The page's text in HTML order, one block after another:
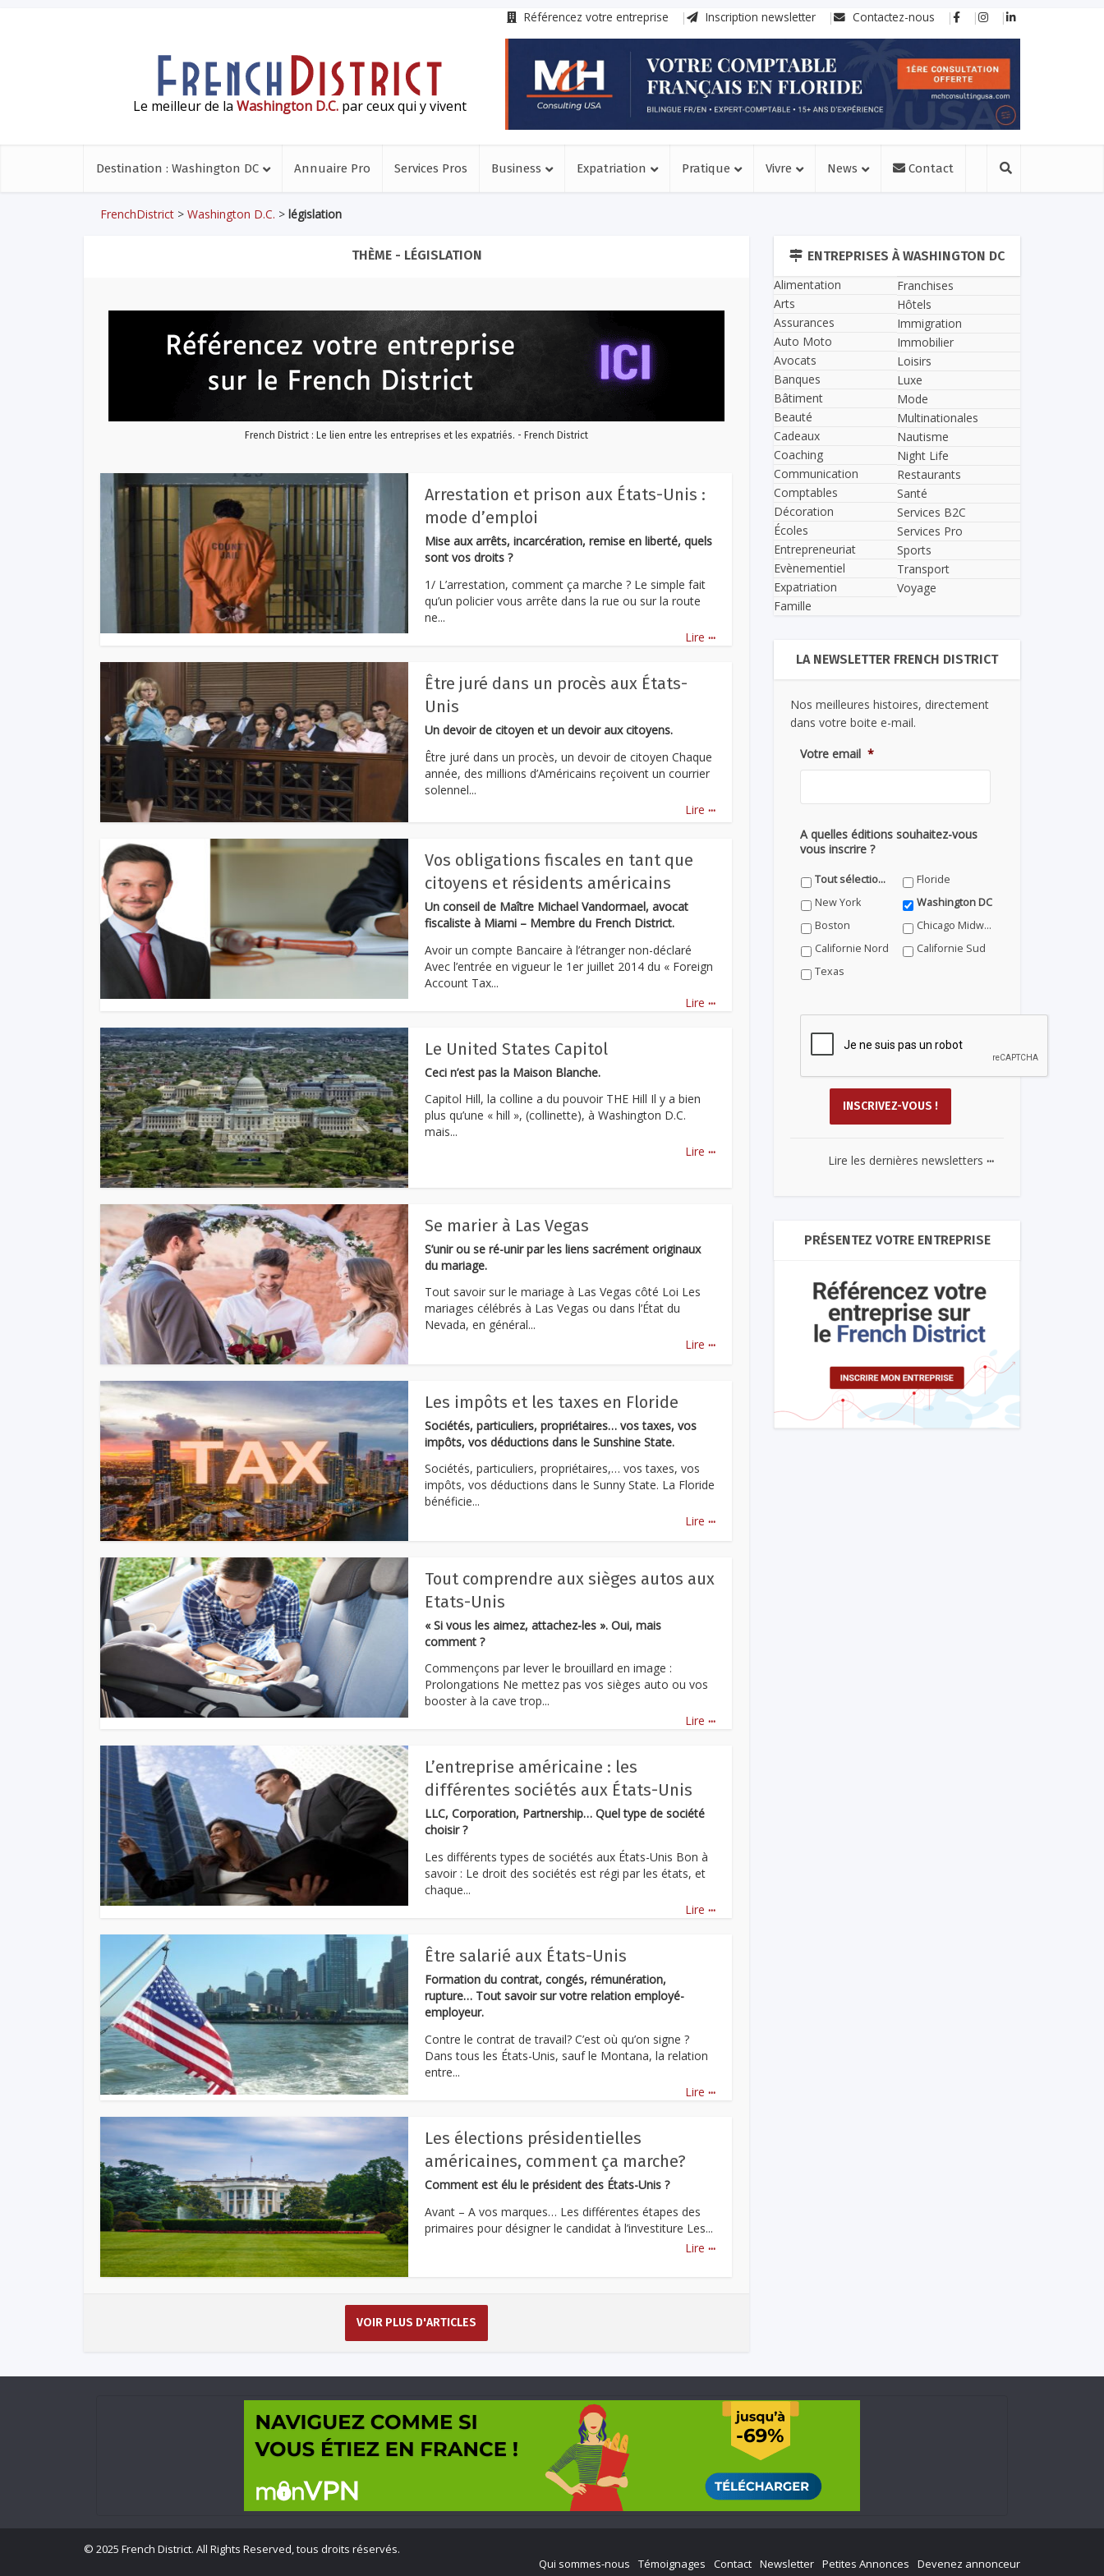
Référencez votre entreprise Inscription newsletter Contactez-nous
Le meilleur de la Washington D.C. par ceux qui y vivent
Destination : Washington DC Annuaire Pro Services Pros Business Expatriation Pratique Vivre News Contact
FrenchDistrict > Washington D.C. > législation
THÈME - LÉGISLATION
French District : Le lien entre les entreprises et les expatriés. - French District
Arrestation et prison aux États-Unis :
mode d’emploi
Mise aux arrêts, incarcération, remise en liberté, quels
sont vos droits ?
1/ L’arrestation, comment ça marche ? Le simple fait
qu’un policier vous arrête dans la rue ou sur la route
ne...
Lire ...
Être juré dans un procès aux États-
Unis
Un devoir de citoyen et un devoir aux citoyens.
Être juré dans un procès, un devoir de citoyen Chaque
année, des millions d’Américains reçoivent un courrier
solennel...
Lire ...
Vos obligations fiscales en tant que
citoyens et résidents américains
Un conseil de Maître Michael Vandormael, avocat
fiscaliste à Miami – Membre du French District.
Avoir un compte Bancaire à l’étranger non-déclaré
Avec l’entrée en vigueur le 1er juillet 2014 du « Foreign
Account Tax...
Lire ...
Le United States Capitol
Ceci n’est pas la Maison Blanche.
Capitol Hill, la colline a du pouvoir THE Hill Il y a bien
plus qu’une « hill », (collinette), à Washington D.C.
mais...
Lire ...
Se marier à Las Vegas
S’unir ou se ré-unir par les liens sacrément originaux
du mariage.
Tout savoir sur le mariage à Las Vegas côté Loi Les
mariages célébrés à Las Vegas ou dans l’État du
Nevada, en général...
Lire ...
Les impôts et les taxes en Floride
Sociétés, particuliers, propriétaires… vos taxes, vos
impôts, vos déductions dans le Sunshine State.
Sociétés, particuliers, propriétaires,… vos taxes, vos
impôts, vos déductions dans le Sunny State. La Floride
bénéficie...
Lire ...
Tout comprendre aux sièges autos aux
Etats-Unis
« Si vous les aimez, attachez-les ». Oui, mais
comment ?
Commençons par lever le brouillard en image :
Prolongations Ne mettez pas vos sièges auto ou vos
booster à la cave trop...
Lire ...
L’entreprise américaine : les
différentes sociétés aux États-Unis
LLC, Corporation, Partnership… Quel type de société
choisir ?
Les différents types de sociétés aux États-Unis Bon à
savoir : Le droit des sociétés est régi par les états, et
chaque...
Lire ...
Être salarié aux États-Unis
Formation du contrat, congés, rémunération,
rupture… Tout savoir sur votre relation employé-
employeur.
Contre le contrat de travail? C’est où qu’on signe ?
Dans tous les États-Unis, sauf le Montana, la relation
entre...
Lire ...
Les élections présidentielles
américaines, comment ça marche?
Comment est élu le président des États-Unis ?
Avant – A vos marques… Les différentes étapes des
primaires pour désigner le candidat à l’investiture Les...
Lire ...
VOIR PLUS D'ARTICLES
ENTREPRISES À WASHINGTON DC
Alimentation
Arts
Assurances
Auto Moto
Avocats
Banques
Bâtiment
Beauté
Cadeaux
Coaching
Communication
Comptables
Décoration
Écoles
Entrepreneuriat
Evènementiel
Expatriation
Famille
Franchises
Hôtels
Immigration
Immobilier
Loisirs
Luxe
Mode
Multinationales
Nautisme
Night Life
Restaurants
Santé
Services B2C
Services Pro
Sports
Transport
Voyage
LA NEWSLETTER FRENCH DISTRICT
Nos meilleures histoires, directement
dans votre boite e-mail.
Votre email *
A quelles éditions souhaitez-vous
vous inscrire ?
Tout sélectionner
Floride
New York
Washington DC
Boston
Chicago Midwest
Californie Nord
Californie Sud
Texas
Lire les dernières newsletters ...
PRÉSENTEZ VOTRE ENTREPRISE
© 2025 French District. All Rights Reserved, tous droits réservés.
Qui sommes-nous
Témoignages Contact Newsletter Petites Annonces Devenez annonceur